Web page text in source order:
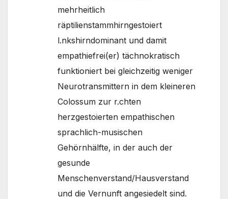
mehrheitlich
räptilienstammhirngestoiert
l.nkshirndominant und damit
empathiefrei(er) tächnokratisch
funktioniert bei gleichzeitig weniger
Neurotransmittern in dem kleineren
Colossum zur r.chten
herzgestoierten empathischen
sprachlich-musischen
Gehörnhälfte, in der auch der
gesunde
Menschenverstand/Hausverstand
und die Vernunft angesiedelt sind.